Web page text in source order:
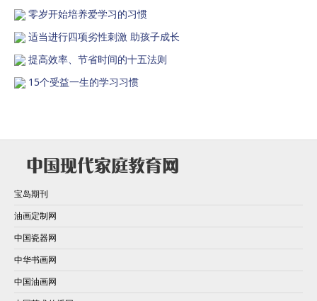
零岁开始培养爱学习的习惯
适当进行四项劣性刺激 助孩子成长
提高效率、节省时间的十五法则
15个受益一生的学习习惯
宝岛期刊
油画定制网
中国瓷器网
中华书画网
中国油画网